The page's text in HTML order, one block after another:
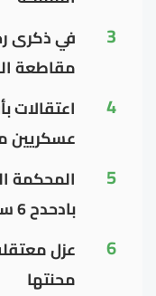
3
في ذكرى
مقاطعة
4
عسكريين
5
المحكمة
بادحدح 6 سنوات
6
عزل
محنتها